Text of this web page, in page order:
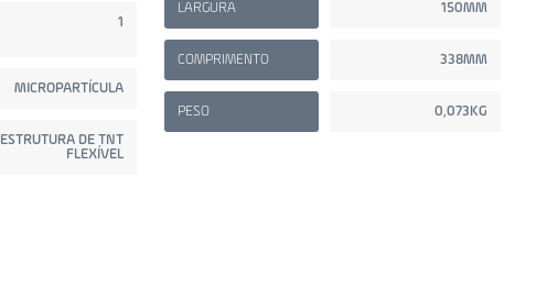
1
MICROPARTÍCULA
ESTRUTURA DE TNT
FLEXÍVEL
LARGURA 150MM
COMPRIMENTO 338MM
PESO 0,073KG